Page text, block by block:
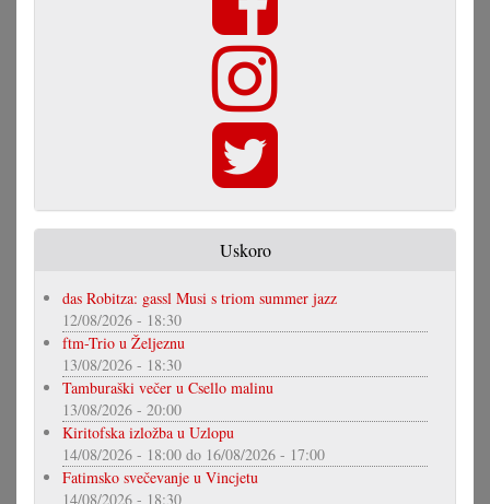
Uskoro
das Robitza: gassl Musi s triom summer jazz
12/08/2026 - 18:30
ftm-Trio u Željeznu
13/08/2026 - 18:30
Tamburaški večer u Csello malinu
13/08/2026 - 20:00
Kiritofska izložba u Uzlopu
14/08/2026 - 18:00 do 16/08/2026 - 17:00
Fatimsko svečevanje u Vincjetu
14/08/2026 - 18:30